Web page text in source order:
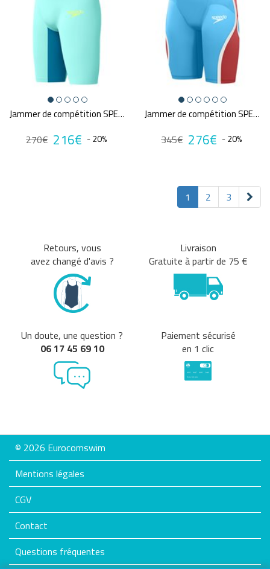
Jammer de compétition SPEEDO FS LZR PURE VALOR 2.0 BLU/GRN
270€ 216€ - 20%
Jammer de compétition SPEEDO FS LZR PURE INTENT 2.0
345€ 276€ - 20%
1 2 3
Retours, vous
avez changé d'avis ?
Livraison
Gratuite à partir de 75 €
Un doute, une question ?
06 17 45 69 10
Paiement sécurisé
en 1 clic
© 2026 Eurocomswim
Mentions légales
CGV
Contact
Questions fréquentes